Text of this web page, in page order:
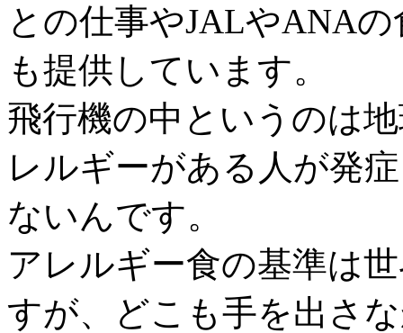
との仕事やJALやANA
も提供しています。
飛行機の中というのは
レルギーがある人が発
ないんです。
アレルギー食の基準は
すが、どこも手を出さ